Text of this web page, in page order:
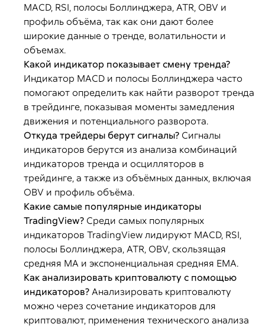
MACD, RSI, полосы Боллинджера, ATR, OBV и
профиль объёма, так как они дают более
широкие данные о тренде, волатильности и
объемах.
Какой индикатор показывает смену тренда?
Индикатор MACD и полосы Боллинджера часто
помогают определить как найти разворот тренда
в трейдинге, показывая моменты замедления
движения и потенциального разворота.
Откуда трейдеры берут сигналы? Сигналы
индикаторов берутся из анализа комбинаций
индикаторов тренда и осцилляторов в
трейдинге, а также из объёмных данных, включая
OBV и профиль объёма.
Какие самые популярные индикаторы
TradingView? Среди самых популярных
индикаторов TradingView лидируют MACD, RSI,
полосы Боллинджера, ATR, OBV, скользящая
средняя MA и экспоненциальная средняя EMA.
Как анализировать криптовалюту с помощью
индикаторов?Анализировать криптовалюту
можно через сочетание индикаторов для
криптовалют, применения технического анализа